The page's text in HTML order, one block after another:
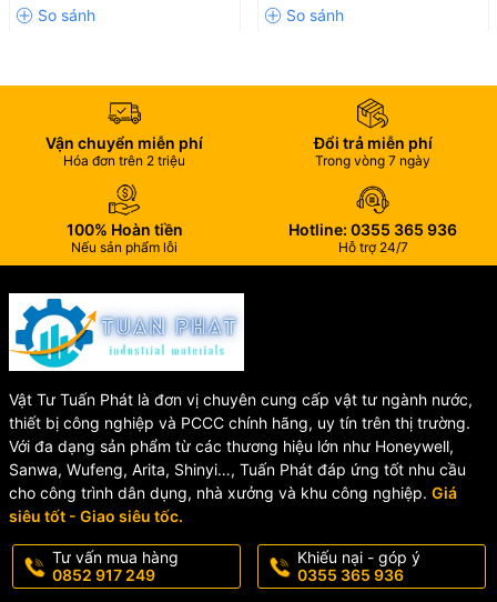
phẩm
HA25
100% Nhựa PP chất
lượng cao
Trọng
1.09 kg
hoạt động
100.000 lần
Tính năng Rơi êm chống ồn
rơi êm
Phụ kiện
Nhựa
Kích
thước
Theo bản vẽ sản phẩm
Thương
hiệu
CHA – Hùng Anh
🎯 Ứng Dụng
🔹 Lắp đặt cho các loại bàn cầu phù hợp trong gia đình.
🔹 Thích hợp cho gia đình có trẻ nhỏ.
🔹 Sử dụng tại trường mầm non, nhà trẻ, khu vui chơi trẻ em.
🔹 Giúp bé hình thành thói quen tự lập trong sinh hoạt hàng ngày.
Vận chuyển miễn phí
Hóa đơn trên 2 triệu
Đổi trả miễn phí
Trong vòng 7 ngày
100% Hoàn tiền
Nếu sản phẩm lỗi
Hotline: 0355 365 936
Hỗ trợ 24/7
Vật Tư Tuấn Phát là đơn vị chuyên cung cấp vật tư ngành nước,
thiết bị công nghiệp và PCCC chính hãng, uy tín trên thị trường.
Với đa dạng sản phẩm từ các thương hiệu lớn như Honeywell,
Sanwa, Wufeng, Arita, Shinyi…, Tuấn Phát đáp ứng tốt nhu cầu
cho công trình dân dụng, nhà xưởng và khu công nghiệp. Giá
siêu tốt - Giao siêu tốc.
Tư vấn mua hàng
0852 917 249
Khiếu nại - góp ý
0355 365 936